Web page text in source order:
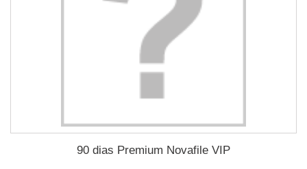
90 dias Premium Novafile VIP